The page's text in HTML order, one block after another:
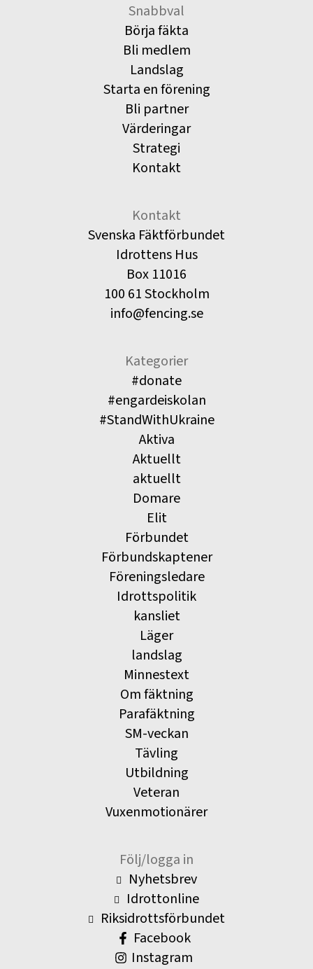
Snabbval
Börja fäkta
Bli medlem
Landslag
Starta en förening
Bli partner
Värderingar
Strategi
Kontakt
Kontakt
Svenska Fäktförbundet
Idrottens Hus
Box 11016
100 61 Stockholm
info@fencing.se
Kategorier
#donate
#engardeiskolan
#StandWithUkraine
Aktiva
Aktuellt
aktuellt
Domare
Elit
Förbundet
Förbundskaptener
Föreningsledare
Idrottspolitik
kansliet
Läger
landslag
Minnestext
Om fäktning
Parafäktning
SM-veckan
Tävling
Utbildning
Veteran
Vuxenmotionärer
Följ/logga in
Nyhetsbrev
Idrottonline
Riksidrottsförbundet
Facebook
Instagram